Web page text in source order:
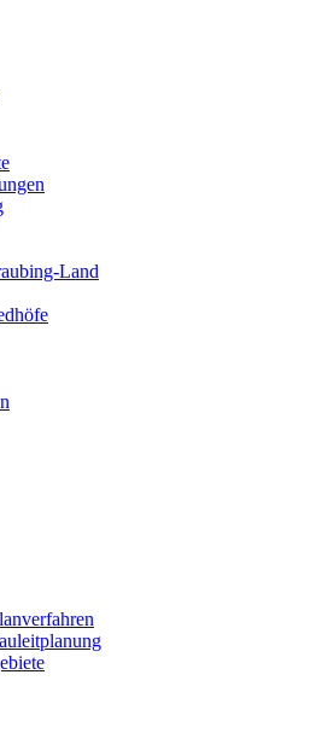
Land